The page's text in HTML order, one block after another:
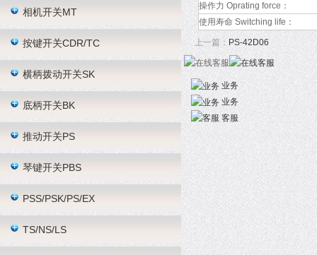
相机开关MT
按键开关CDR/TC
横柄拨动开关SK
底柄开关BK
推动开关PS
琴键开关PBS
PSS/PSK/PS/EX
TS/NS/LS
操作力 Oprating force：
使用寿命 Switching life：
上一篇： PS-42D06
业务
业务
客服